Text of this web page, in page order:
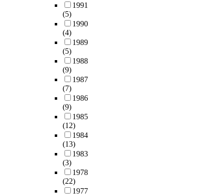
1991
(5)
1990
(4)
1989
(5)
1988
(9)
1987
(7)
1986
(9)
1985
(12)
1984
(13)
1983
(3)
1978
(22)
1977